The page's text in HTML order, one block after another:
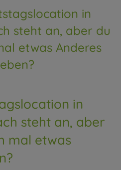
in
steht an, aber du
etwas Anderes
in
steht an, aber
mal etwas